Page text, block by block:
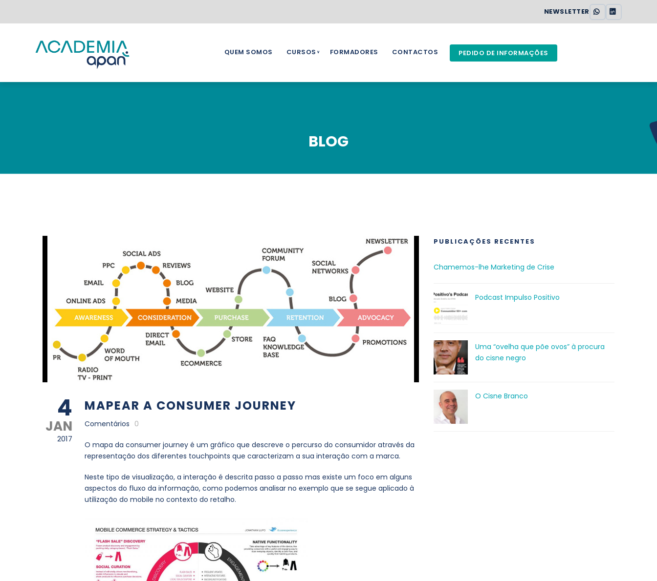
NEWSLETTER
QUEM SOMOS CURSOS FORMADORES CONTACTOS PEDIDO DE INFORMAÇÕES
BLOG
4
JAN
2017
MAPEAR A CONSUMER JOURNEY
Comentários 0
O mapa da consumer journey é um gráfico que descreve o percurso do consumidor através da
representação dos diferentes touchpoints que caracterizam a sua interação com a marca.
Neste tipo de visualização, a interação é descrita passo a passo mas existe um foco em alguns
aspectos do fluxo da informação, como podemos analisar no exemplo que se segue aplicado à
utilização do mobile no contexto do retalho.
PUBLICAÇÕES RECENTES
Chamemos-lhe Marketing de Crise
Podcast Impulso Positivo
Uma “ovelha que põe ovos” à procura
do cisne negro
O Cisne Branco